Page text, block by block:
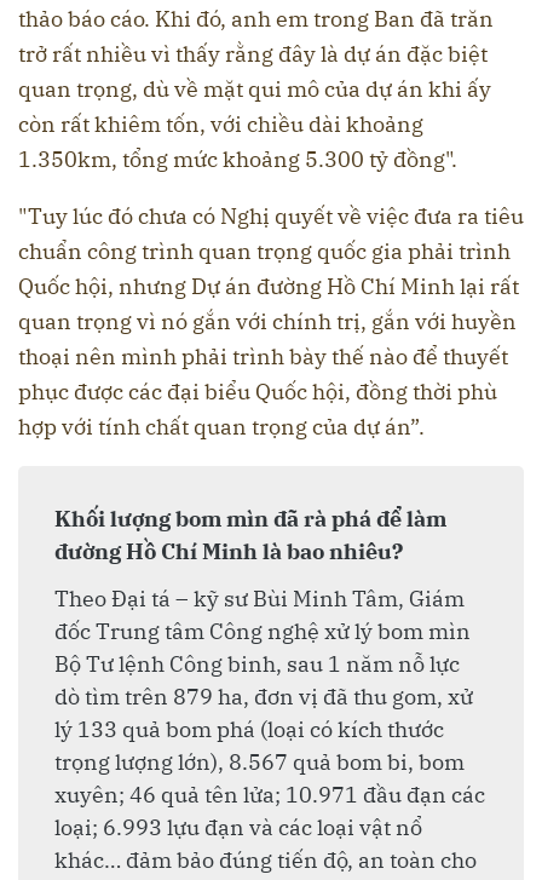
thảo báo cáo. Khi đó, anh em trong Ban đã trăn
trở rất nhiều vì thấy rằng đây là dự án đặc biệt
quan trọng, dù về mặt qui mô của dự án khi ấy
còn rất khiêm tốn, với chiều dài khoảng
1.350km, tổng mức khoảng 5.300 tỷ đồng".
"Tuy lúc đó chưa có Nghị quyết về việc đưa ra tiêu
chuẩn công trình quan trọng quốc gia phải trình
Quốc hội, nhưng Dự án đường Hồ Chí Minh lại rất
quan trọng vì nó gắn với chính trị, gắn với huyền
thoại nên mình phải trình bày thế nào để thuyết
phục được các đại biểu Quốc hội, đồng thời phù
hợp với tính chất quan trọng của dự án”.
Khối lượng bom mìn đã rà phá để làm
đường Hồ Chí Minh là bao nhiêu?
Theo Đại tá – kỹ sư Bùi Minh Tâm, Giám
đốc Trung tâm Công nghệ xử lý bom mìn
Bộ Tư lệnh Công binh, sau 1 năm nỗ lực
dò tìm trên 879 ha, đơn vị đã thu gom, xử
lý 133 quả bom phá (loại có kích thước
trọng lượng lớn), 8.567 quả bom bi, bom
xuyên; 46 quả tên lửa; 10.971 đầu đạn các
loại; 6.993 lựu đạn và các loại vật nổ
khác… đảm bảo đúng tiến độ, an toàn cho